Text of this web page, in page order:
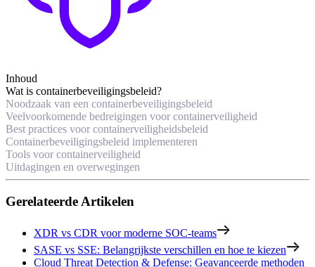
Inhoud
Wat is containerbeveiligingsbeleid?
Noodzaak van een containerbeveiligingsbeleid
Veelvoorkomende bedreigingen voor containerveiligheid
Best practices voor containerveiligheidsbeleid
Containerbeveiligingsbeleid implementeren
Tools voor containerveiligheid
Uitdagingen en overwegingen
Gerelateerde Artikelen
XDR vs CDR voor moderne SOC-teams
SASE vs SSE: Belangrijkste verschillen en hoe te kiezen
Cloud Threat Detection & Defense: Geavanceerde methoden